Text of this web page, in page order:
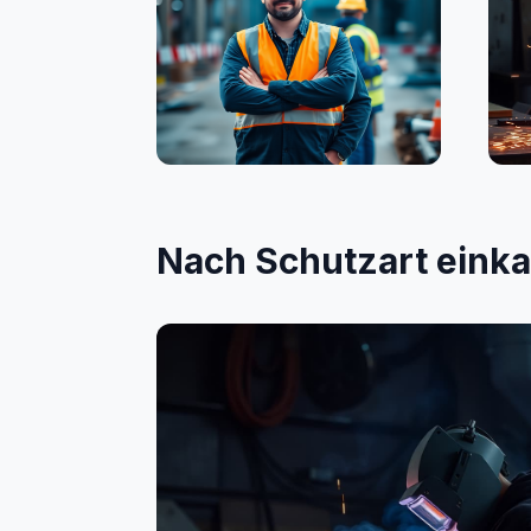
Bauwesen
Nach Schutzart